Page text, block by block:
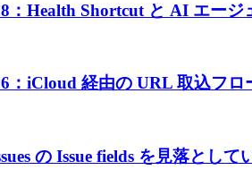
：Health Shortcut と AI エージ
：iCloud 経由の URL 取込フロ
の Issue fields を見落として